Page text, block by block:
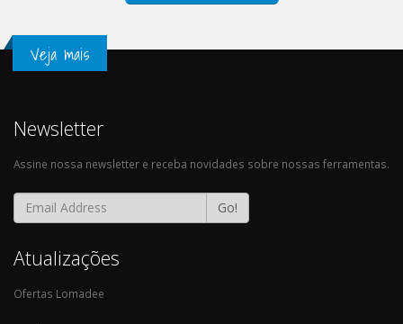
Veja mais
Newsletter
Assine nossa newsletter e receba novidades sobre nossas ferramentas.
Go!
Atualizações
Ofertas Lomadee